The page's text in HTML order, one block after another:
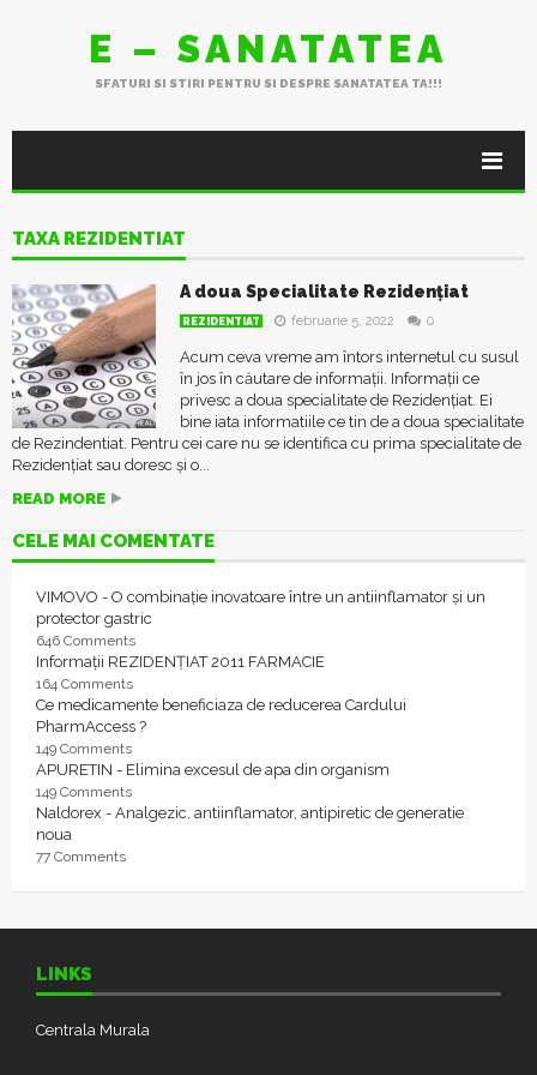
E – SANATATEA
SFATURI SI STIRI PENTRU SI DESPRE SANATATEA TA!!!
TAXA REZIDENTIAT
A doua Specialitate Rezidențiat
REZIDENTIAT februarie 5, 2022 0
Acum ceva vreme am întors internetul cu susul
în jos în căutare de informații. Informații ce
privesc a doua specialitate de Rezidențiat. Ei
bine iata informatiile ce tin de a doua specialitate
de Rezindentiat. Pentru cei care nu se identifica cu prima specialitate de
Rezidențiat sau doresc și o...
READ MORE
CELE MAI COMENTATE
VIMOVO - O combinație inovatoare între un antiinflamator și un
protector gastric
646 Comments
Informații REZIDENȚIAT 2011 FARMACIE
164 Comments
Ce medicamente beneficiaza de reducerea Cardului
PharmAccess ?
149 Comments
APURETIN - Elimina excesul de apa din organism
149 Comments
Naldorex - Analgezic, antiinflamator, antipiretic de generatie
noua
77 Comments
LINKS
Centrala Murala